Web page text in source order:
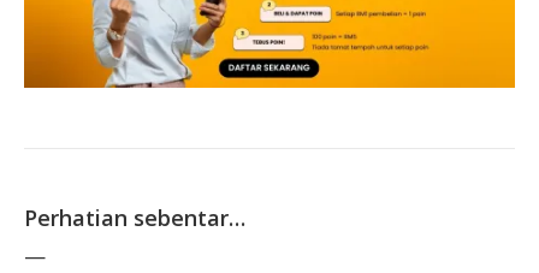
Perhatian sebentar…
—